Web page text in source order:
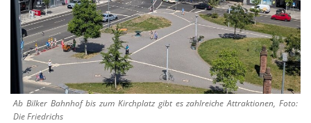
Ab Bilker Bahnhof bis zum Kirchplatz gibt es zahlreiche Attraktionen, Foto:
Die Friedrichs